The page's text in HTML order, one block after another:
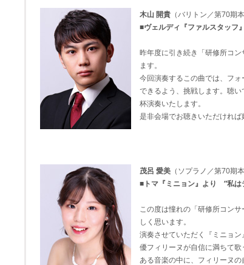
木山 開貴 （バリトン／第70期本
■ヴェルディ『ファルスタッフ
昨年度に引き続き「研修所コ
ます。
今回演奏するこの曲では、フ
できるよう、挑戦します。聴
杯演奏いたします。
是非会場でお聴きいただければ
茂呂 愛美 （ソプラノ／第70期本
■トマ『ミニョン』より “私は
この度は憧れの「研修所コン
しく思います。
演奏させていただく『ミニョ
優フィリーヌが自信に満ちて
ある音楽の中に、フィリーヌ